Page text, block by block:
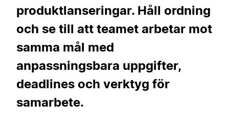
produktlanseringar. Håll ordning
och se till att teamet arbetar mot
samma mål med
anpassningsbara uppgifter,
deadlines och verktyg för
samarbete.